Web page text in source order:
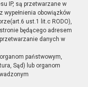
IP, są przetwarzane w
wypełnienia obowiązków
ust.1 lit.c RODO),
będącego adresem
danych w
państwowym,
Sąd) lub organom